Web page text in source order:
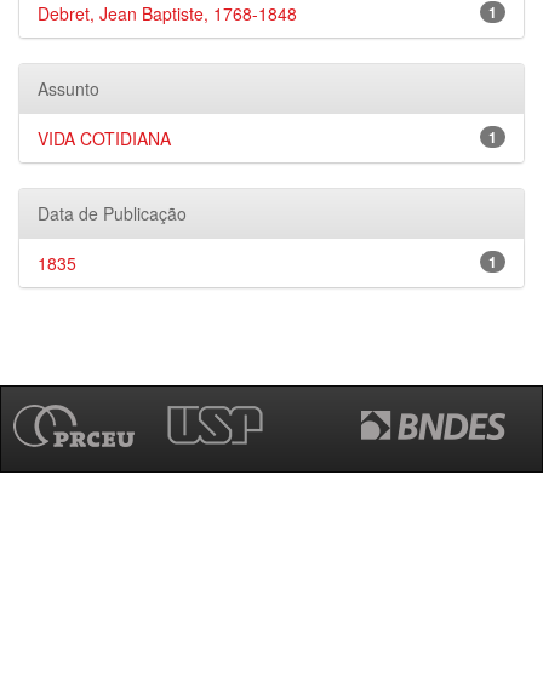
1
Debret, Jean Baptiste, 1768-1848
Assunto
1
VIDA COTIDIANA
Data de Publicação
1
1835